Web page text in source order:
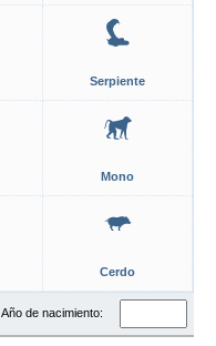
Serpiente
Mono
Cerdo
Año de nacimiento: